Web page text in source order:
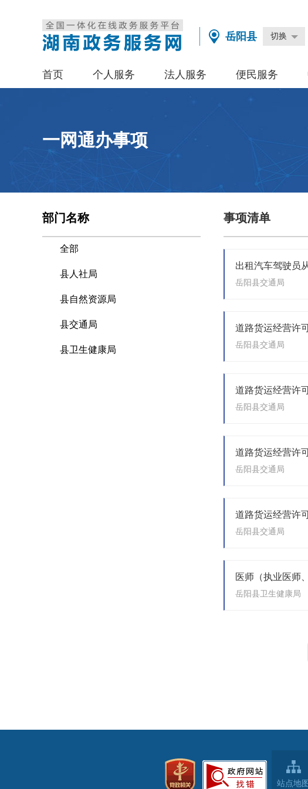
岳阳县 切换
首页 个人服务 法人服务 便民服务
一网通办事项
部门名称
全部
县人社局
县自然资源局
县交通局
县卫生健康局
事项清单
站点地图